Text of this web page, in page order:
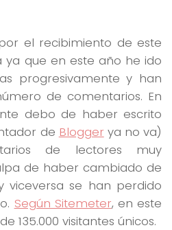
el recibimiento de este
que en este año he ido
progresivamente y han
de comentarios. En
debo de haber escrito
de Blogger ya no va)
de lectores muy
de haber cambiado de
viceversa se han perdido
Según Sitemeter, en este
135.000 visitantes únicos.